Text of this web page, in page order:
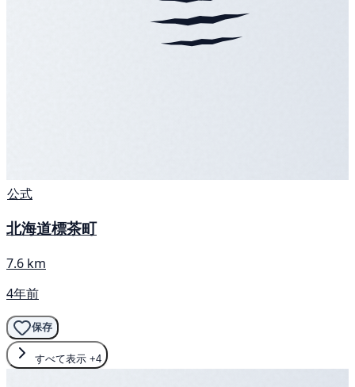
公式
北海道標茶町
7.6 km
4年前
保存
すべて表示 +4